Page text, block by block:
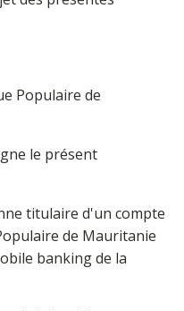
Populaire de
le présent
titulaire d'un compte
de Mauritanie
banking de la